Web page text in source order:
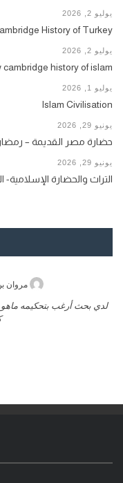
يوليو 2, 2026
History of Turkey
يوليو 2, 2026
cambridge history of islam
يوليو 1, 2026
Islam Civilisation
يونيو 29, 2026
حضارة مصر القديمة –
يونيو 29, 2026
التراث والحضارة الإسلامية-
السلام عليكم